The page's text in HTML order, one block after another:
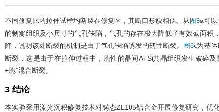
不同修复比的拉伸试样均断裂在修复区，其断口形貌相似。从 图8a可以
的韧窝组织及小尺寸的气孔缺陷，气孔的存在极大降低了有效截面
降，说明该处断裂的机制是由于气孔缺陷诱发的韧性断裂。
图8c为基
断裂，这是由于在拉伸过程中，脆性的晶间Al-Si共晶组织发生破碎
+脆”混合断裂。
3 结论
本实验采用激光沉积修复技术对铸态ZL105铝合金开展修复研究，